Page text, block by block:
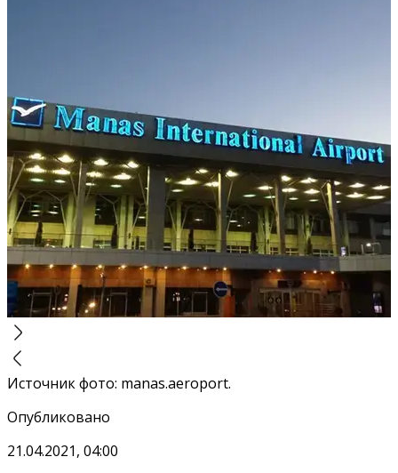
Источник фото: manas.aeroport.
Опубликовано
21.04.2021, 04:00